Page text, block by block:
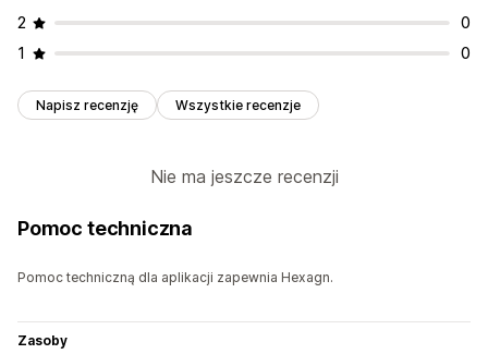
2
0
1
0
Napisz recenzję Wszystkie recenzje
Nie ma jeszcze recenzji
Pomoc techniczna
Pomoc techniczną dla aplikacji zapewnia Hexagn.
Zasoby